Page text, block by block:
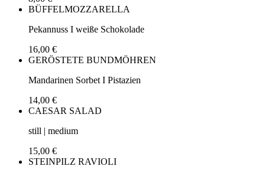
BÜFFELMOZZARELLA
Pekannuss I weiße Schokolade
16,00 €
GERÖSTETE BUNDMÖHREN
Mandarinen Sorbet I Pistazien
14,00 €
CAESAR SALAD
still | medium
15,00 €
STEINPILZ RAVIOLI